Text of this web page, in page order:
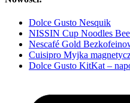
Dolce Gusto Nesquik
NISSIN Cup Noodles
Nescafé Gold
Cuisipro Myjka
Dolce Gusto KitKat –